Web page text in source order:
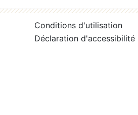
Conditions d'utilisation
Déclaration